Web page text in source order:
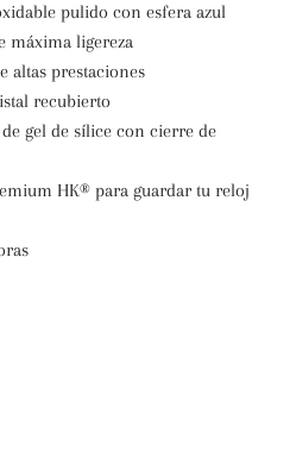
pulido con esfera azul
máxima ligereza
altas prestaciones
recubierto
gel de sílice con cierre de
HK® para guardar tu reloj